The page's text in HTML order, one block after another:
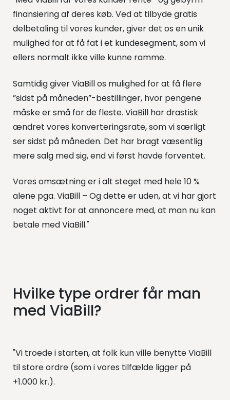
finansiering af deres køb. Ved at tilbyde gratis
delbetaling til vores kunder, giver det os en unik
mulighed for at få fat i et kundesegment, som vi
ellers normalt ikke ville kunne ramme.
Samtidig giver ViaBill os mulighed for at få flere
”sidst på måneden”-bestillinger, hvor pengene
måske er små for de fleste. ViaBill har drastisk
ændret vores konverteringsrate, som vi særligt
ser sidst på måneden. Det har bragt væsentlig
mere salg med sig, end vi først havde forventet.
Vores omsætning er i alt steget med hele 10 %
alene pga. ViaBill – Og dette er uden, at vi har gjort
noget aktivt for at annoncere med, at man nu kan
betale med ViaBill."
Hvilke type ordrer får man
med ViaBill?
"Vi troede i starten, at folk kun ville benytte ViaBill
til store ordre (som i vores tilfælde ligger på
+1.000 kr.).